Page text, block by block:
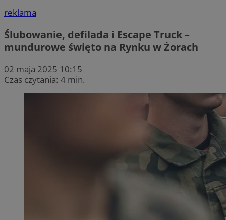
reklama
Ślubowanie, defilada i Escape Truck –
mundurowe święto na Rynku w Żorach
02 maja 2025 10:15
Czas czytania: 4 min.